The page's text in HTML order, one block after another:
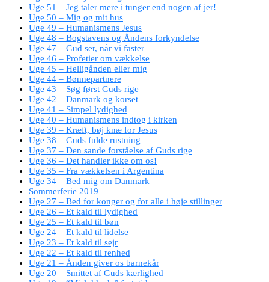
Uge 51 – Jeg taler mere i tunger end nogen af jer!
Uge 50 – Mig og mit hus
Uge 49 – Humanismens Jesus
Uge 48 – Bogstavens og Åndens forkyndelse
Uge 47 – Gud ser, når vi faster
Uge 46 – Profetier om vækkelse
Uge 45 – Helligånden eller mig
Uge 44 – Bønnepartnere
Uge 43 – Søg først Guds rige
Uge 42 – Danmark og korset
Uge 41 – Simpel lydighed
Uge 40 – Humanismens indtog i kirken
Uge 39 – Kræft, bøj knæ for Jesus
Uge 38 – Guds fulde rustning
Uge 37 – Den sande forståelse af Guds rige
Uge 36 – Det handler ikke om os!
Uge 35 – Fra vækkelsen i Argentina
Uge 34 – Bed mig om Danmark
Sommerferie 2019
Uge 27 – Bed for konger og for alle i høje stillinger
Uge 26 – Et kald til lydighed
Uge 25 – Et kald til bøn
Uge 24 – Et kald til lidelse
Uge 23 – Et kald til sejr
Uge 22 – Et kald til renhed
Uge 21 – Ånden giver os barnekår
Uge 20 – Smittet af Guds kærlighed